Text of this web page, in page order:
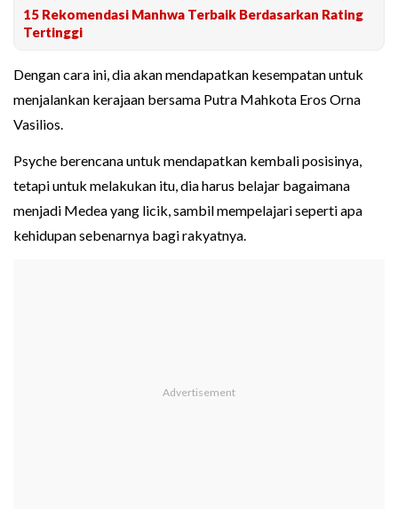
15 Rekomendasi Manhwa Terbaik Berdasarkan Rating
Tertinggi
Dengan cara ini, dia akan mendapatkan kesempatan untuk
menjalankan kerajaan bersama Putra Mahkota Eros Orna
Vasilios.
Psyche berencana untuk mendapatkan kembali posisinya,
tetapi untuk melakukan itu, dia harus belajar bagaimana
menjadi Medea yang licik, sambil mempelajari seperti apa
kehidupan sebenarnya bagi rakyatnya.